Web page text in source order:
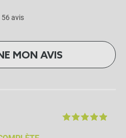
56 avis
MON AVIS